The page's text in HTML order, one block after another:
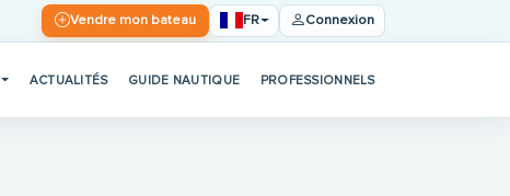
Vendre mon bateau FR Connexion
ACTUALITÉS GUIDE NAUTIQUE PROFESSIONNELS